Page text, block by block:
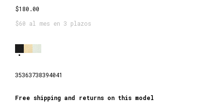
$180.00
$60 al mes en 3 plazos
35363738394041
Free shipping and returns on this model